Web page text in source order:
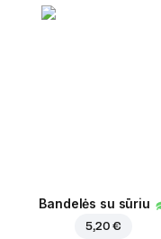
Bandelės su sūriu
5,20 €